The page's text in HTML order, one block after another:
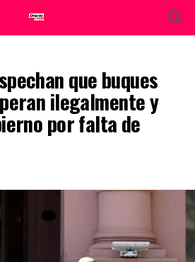
que buques
ilegalmente y
por falta de